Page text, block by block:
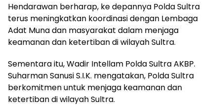
Hendarawan berharap, ke depannya Polda Sultra
terus meningkatkan koordinasi dengan Lembaga
Adat Muna dan masyarakat dalam menjaga
keamanan dan ketertiban di wilayah Sultra.
Sementara itu, Wadir Intellam Polda Sultra AKBP.
Suharman Sanusi S.I.K. mengatakan, Polda Sultra
berkomitmen untuk menjaga keamanan dan
ketertiban di wilayah Sultra.